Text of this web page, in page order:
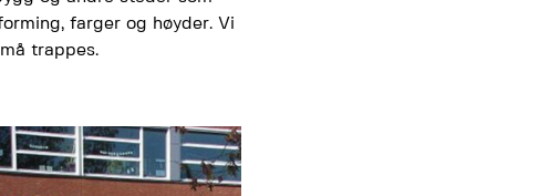
farger og høyder. Vi
trappes.